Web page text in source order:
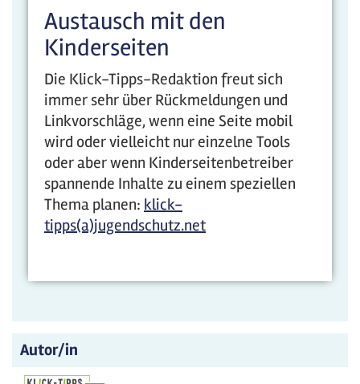
Austausch mit den
Kinderseiten
Die Klick-Tipps-Redaktion freut sich
immer sehr über Rückmeldungen und
Linkvorschläge, wenn eine Seite mobil
wird oder vielleicht nur einzelne Tools
oder aber wenn Kinderseitenbetreiber
spannende Inhalte zu einem speziellen
Thema planen: klick-
tipps(a)jugendschutz.net
Autor/in